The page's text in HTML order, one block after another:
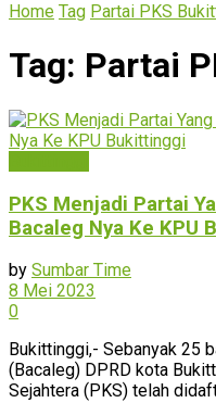
Home Tag Partai PKS
Tag: Partai
PKS Menjadi Partai
Bacaleg Nya Ke KPU
by Sumbar Time
8 Mei 2023
0
Bukittinggi,- Sebanyak 25
(Bacaleg) DPRD kota
Sejahtera (PKS) telah